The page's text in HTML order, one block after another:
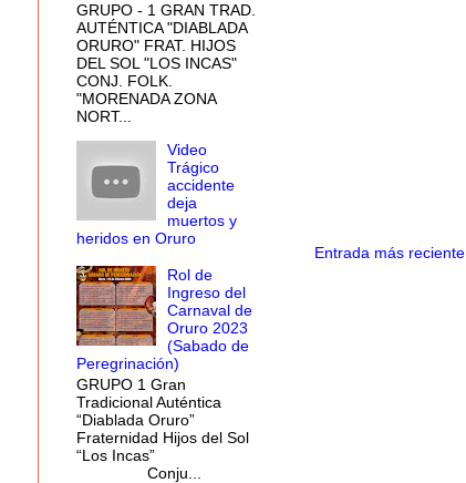
Entrada más reciente
GRUPO - 1 GRAN TRAD.
AUTÉNTICA "DIABLADA
ORURO" FRAT. HIJOS
DEL SOL "LOS INCAS"
CONJ. FOLK.
"MORENADA ZONA
NORT...
Video
Trágico
accidente
deja
muertos y
heridos en Oruro
Rol de
Ingreso del
Carnaval de
Oruro 2023
(Sabado de
Peregrinación)
GRUPO 1 Gran
Tradicional Auténtica
“Diablada Oruro”
Fraternidad Hijos del Sol
“Los Incas”
Conju...